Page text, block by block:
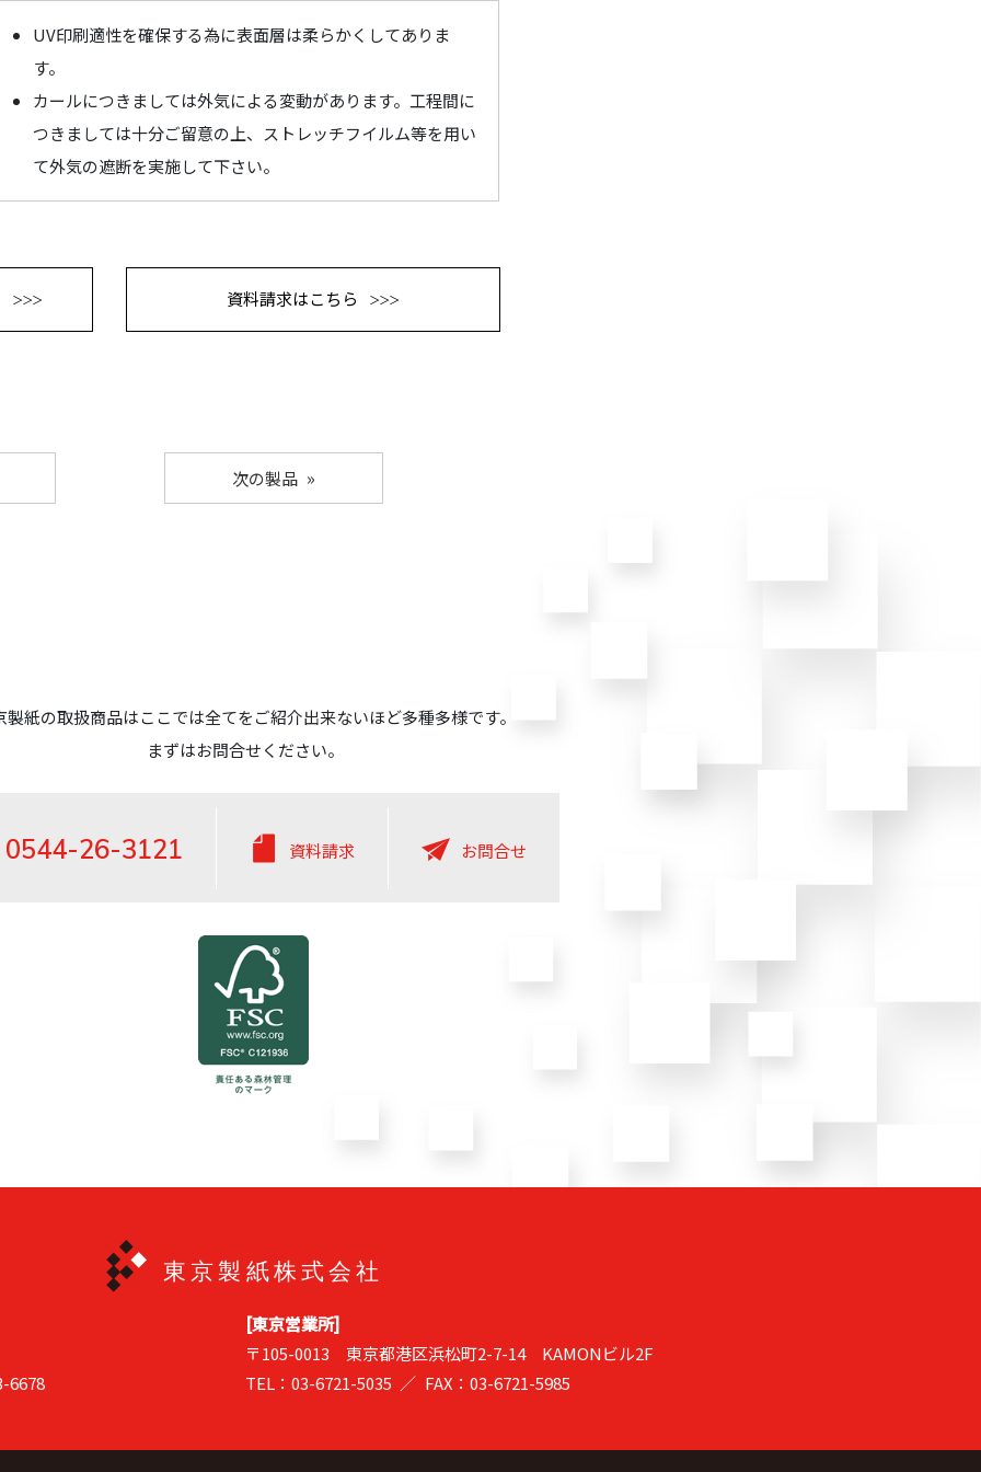
UV印刷適性を確保する為に表面層は柔らかくしてありま
す。
カールにつきましては外気による変動があります。工程間に
つきましては十分ご留意の上、ストレッチフイルム等を用い
て外気の遮断を実施して下さい。
資料請求はこちら
次の製品
製紙の取扱商品はここでは全てをご紹介出来ないほど多種多様です。
まずはお問合せください。
0544-26-3121 資料請求 お問合せ
6678
[東京営業所]
〒105-0013
東京都港区浜松町2-7-14 KAMONビル2F
TEL：03-6721-5035
FAX：03-6721-5985